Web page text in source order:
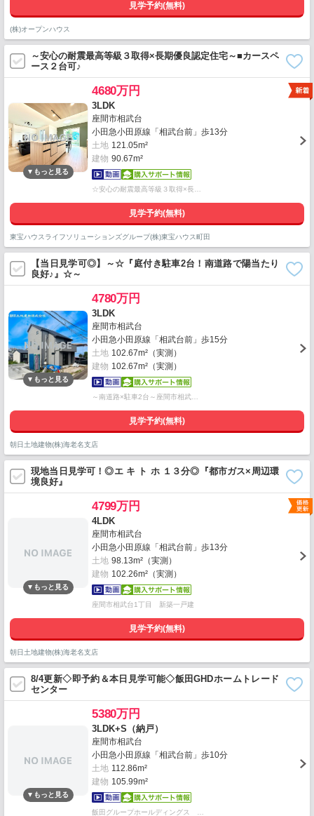
見学予約(無料)
(株)オープンハウス
～安心の耐震最高等級３取得×長期優良認定住宅～■カースペ
ース２台可♪
4680万円
3LDK
座間市相武台
小田急小田原線「相武台前」歩13分
土地 121.05m²
建物 90.67m²
☆安心の耐震最高等級３取得×長…
見学予約(無料)
東宝ハウスライフソリューションズグループ(株)東宝ハウス町田
【当日見学可◎】～☆『庭付き駐車2台！南道路で陽当たり
良好♪』☆～
4780万円
3LDK
座間市相武台
小田急小田原線「相武台前」歩15分
土地 102.67m²（実測）
建物 102.67m²（実測）
～南道路×駐車2台～座間市相武…
見学予約(無料)
朝日土地建物(株)海老名支店
現地当日見学可！◎エ キ ト ホ １３分◎『都市ガス×周辺環
境良好』
4799万円
4LDK
座間市相武台
小田急小田原線「相武台前」歩13分
土地 98.13m²（実測）
建物 102.26m²（実測）
座間市相武台1丁目 新築一戸建
見学予約(無料)
朝日土地建物(株)海老名支店
8/4更新◇即予約＆本日見学可能◇飯田GHDホームトレード
センター
5380万円
3LDK+S（納戸）
座間市相武台
小田急小田原線「相武台前」歩10分
土地 112.86m²
建物 105.99m²
飯田グループホールディングス …